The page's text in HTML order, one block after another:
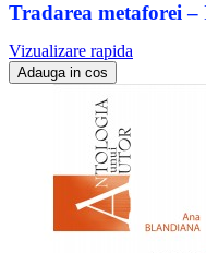
Tradarea metaforei
Vizualizare rapida
Adauga in cos